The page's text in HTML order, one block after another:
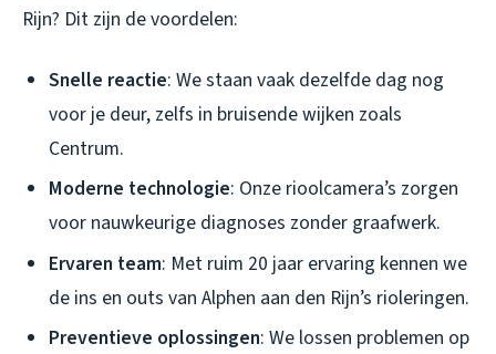
Rijn? Dit zijn de voordelen:
Snelle reactie: We staan vaak dezelfde dag nog
voor je deur, zelfs in bruisende wijken zoals
Centrum.
Moderne technologie: Onze rioolcamera’s zorgen
voor nauwkeurige diagnoses zonder graafwerk.
Ervaren team: Met ruim 20 jaar ervaring kennen we
de ins en outs van Alphen aan den Rijn’s rioleringen.
Preventieve oplossingen: We lossen problemen op